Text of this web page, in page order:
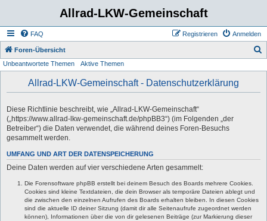
Allrad-LKW-Gemeinschaft
FAQ Anmelden
Registrieren
Foren-Übersicht
Unbeantwortete Themen Aktive Themen
Allrad-LKW-Gemeinschaft - Datenschutzerklärung
Diese Richtlinie beschreibt, wie „Allrad-LKW-Gemeinschaft“
(„https://www.allrad-lkw-gemeinschaft.de/phpBB3“) (im Folgenden „der
Betreiber“) die Daten verwendet, die während deines Foren-Besuchs
gesammelt werden.
UMFANG UND ART DER DATENSPEICHERUNG
Deine Daten werden auf vier verschiedene Arten gesammelt:
Die Forensoftware phpBB erstellt bei deinem Besuch des Boards mehrere Cookies.
Cookies sind kleine Textdateien, die dein Browser als temporäre Dateien ablegt und
die zwischen den einzelnen Aufrufen des Boards erhalten bleiben. In diesen Cookies
sind die aktuelle ID deiner Sitzung (damit dir alle Seitenaufrufe zugeordnet werden
können), Informationen über die von dir gelesenen Beiträge (zur Markierung dieser